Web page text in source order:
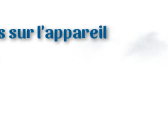
sur l'appareil